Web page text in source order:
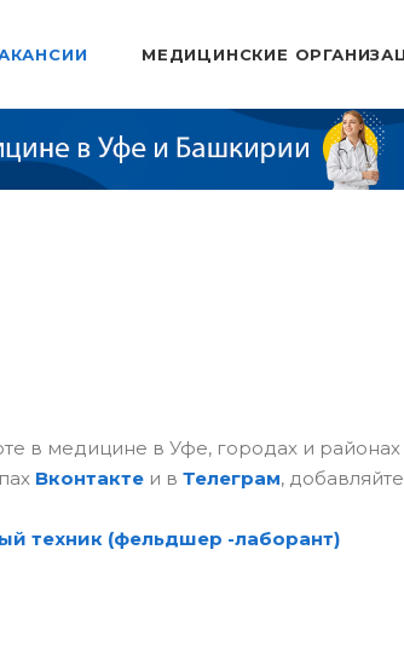
МЕДИЦИНСКИЕ
в медицине в Уфе, городах и
Вконтактеи в Телеграм,
техник (фельдшер -лаборант)